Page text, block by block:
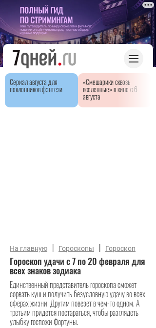
Сериал августа для
поклонников фэнтези
«Смешарики сквозь
вселенные» в кино с 6
августа
На главную | Гороскопы | Гороскоп
Гороскоп удачи с 7 по 20 февраля для
всех знаков зодиака
Единственный представитель гороскопа сможет
сорвать куш и получить безусловную удачу во всех
сферах жизни. Другим повезет в чем-то одном. А
третьим придется постараться, чтобы разглядеть
улыбку госпожи Фортуны.